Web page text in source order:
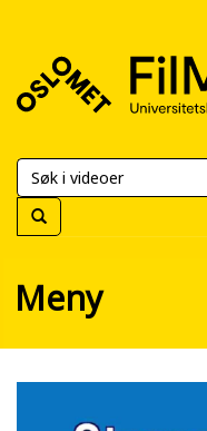
FilMet
Meny